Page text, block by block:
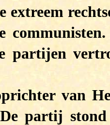
extreem
partijen
van
partij stond